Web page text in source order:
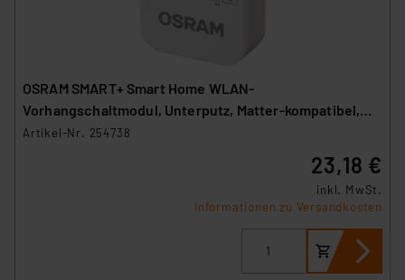
OSRAM SMART+ Smart Home WLAN-
Vorhangschaltmodul, Unterputz, Matter-kompatibel,
Weiß
Artikel-Nr. 254738
23,18 €
inkl. MwSt.
Informationen zu Versandkosten